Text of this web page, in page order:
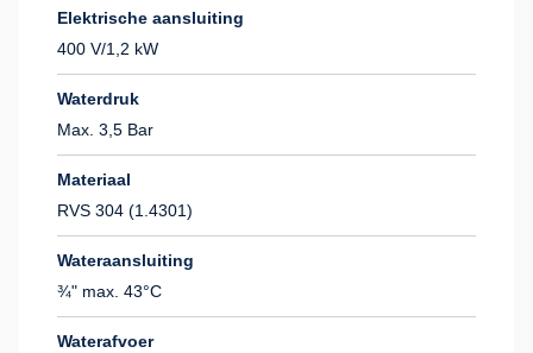
Elektrische aansluiting
400 V/1,2 kW
Waterdruk
Max. 3,5 Bar
Materiaal
RVS 304 (1.4301)
Wateraansluiting
¾" max. 43°C
Waterafvoer